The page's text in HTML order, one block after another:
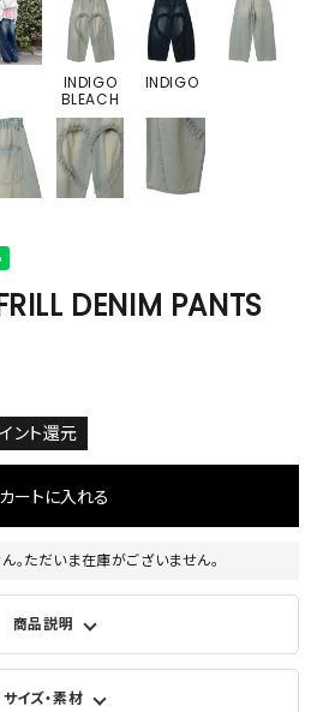
INDIGO
BLEACH
INDIGO
DENIM PANTS
ント還元
カートに入れる
。ただいま在庫がございません。
商品説明
サイズ・素材